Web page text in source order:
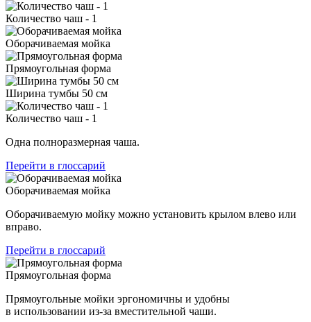
Количество чаш - 1
Оборачиваемая мойка
Прямоугольная форма
Ширина тумбы 50 см
Количество чаш - 1
Одна полноразмерная чаша.
Перейти в глоссарий
Оборачиваемая мойка
Оборачиваемую мойку можно установить крылом влево или
вправо.
Перейти в глоссарий
Прямоугольная форма
Прямоугольные мойки эргономичны и удобны
в использовании из-за вместительной чаши.